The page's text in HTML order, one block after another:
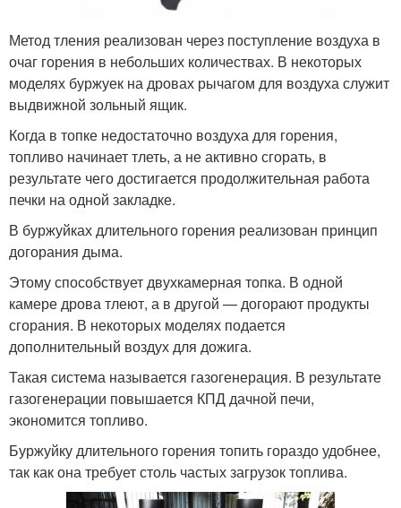
Метод тления реализован через поступление воздуха в
очаг горения в небольших количествах. В некоторых
моделях буржуек на дровах рычагом для воздуха служит
выдвижной зольный ящик.
Когда в топке недостаточно воздуха для горения,
топливо начинает тлеть, а не активно сгорать, в
результате чего достигается продолжительная работа
печки на одной закладке.
В буржуйках длительного горения реализован принцип
догорания дыма.
Этому способствует двухкамерная топка. В одной
камере дрова тлеют, а в другой — догорают продукты
сгорания. В некоторых моделях подается
дополнительный воздух для дожига.
Такая система называется газогенерация. В результате
газогенерации повышается КПД дачной печи,
экономится топливо.
Буржуйку длительного горения топить гораздо удобнее,
так как она требует столь частых загрузок топлива.